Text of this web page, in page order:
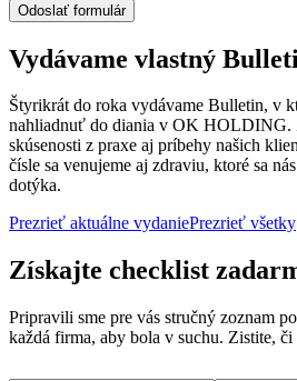
Odoslať formulár
Vydávame vlastný
Štyrikrát do roka vydávame Bulletin, v
nahliadnuť do diania v OK HOLDING.
skúsenosti z praxe aj príbehy našich
čísle sa venujeme aj zdraviu, ktoré sa
dotýka.
Prezrieť aktuálne vydaniePrezrieť všetky
Získajte checklist
Pripravili sme pre vás stručný zoznam
každá firma, aby bola v suchu. Zistite, či